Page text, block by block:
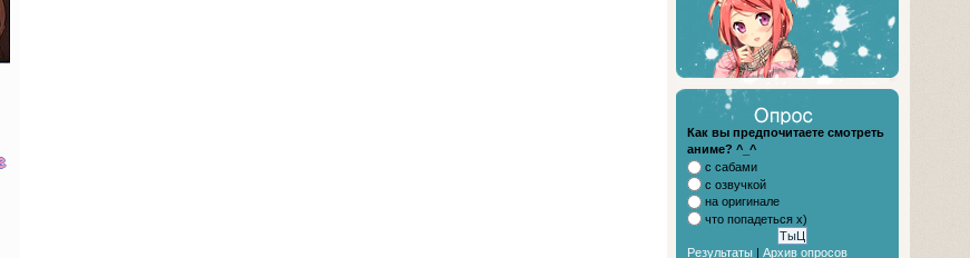
Как вы предпочитаете смотреть
аниме? ^_^
с сабами
с озвучкой
на оригинале
что попадеться х)
Результаты| Архив опросов